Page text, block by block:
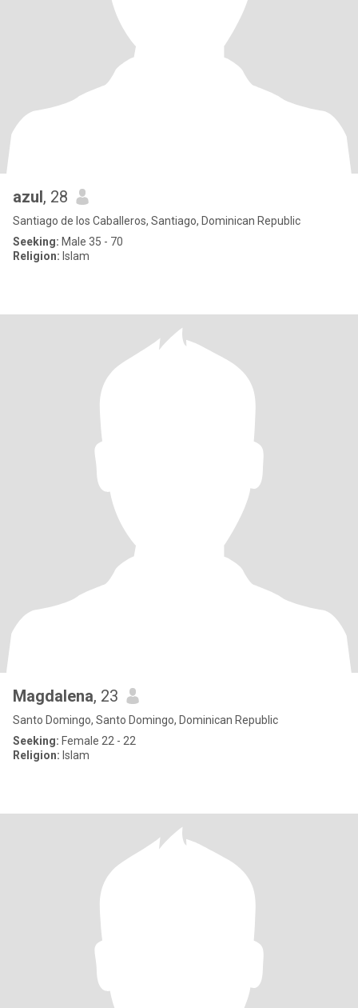
azul, 28
Santiago de los Caballeros, Santiago, Dominican Republic
Seeking: Male 35 - 70
Religion: Islam
Magdalena, 23
Santo Domingo, Santo Domingo, Dominican Republic
Seeking: Female 22 - 22
Religion: Islam